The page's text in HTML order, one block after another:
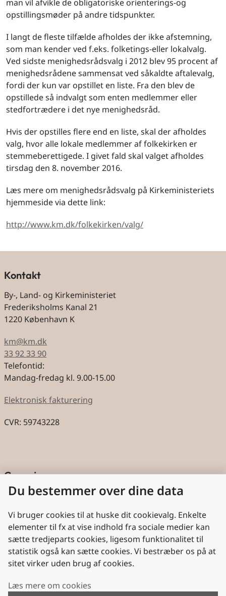
man vil afvikle de obligatoriske orienterings-og
opstillingsmøder på andre tidspunkter.
I langt de fleste tilfælde afholdes der ikke afstemning,
som man kender ved f.eks. folketings-eller lokalvalg.
Ved sidste menighedsrådsvalg i 2012 blev 95 procent af
menighedsrådene sammensat ved såkaldte aftalevalg,
fordi der kun var opstillet en liste. Fra den blev de
opstillede så indvalgt som enten medlemmer eller
stedfortrædere i det nye menighedsråd.
Hvis der opstilles flere end en liste, skal der afholdes
valg, hvor alle lokale medlemmer af folkekirken er
stemmeberettigede. I givet fald skal valget afholdes
tirsdag den 8. november 2016.
Læs mere om menighedsrådsvalg på Kirkeministeriets
hjemmeside via dette link:
http://www.km.dk/folkekirken/valg/
Kontakt
By-, Land- og Kirkeministeriet
Frederiksholms Kanal 21
1220 København K
km@km.dk
33 92 33 90
Telefontid:
Mandag-fredag kl. 9.00-15.00
Elektronisk fakturering
CVR: 59743228
Genveje
Cookies
Aktindsigt
Persondatabeskyttelse
Nyttige links
Plan- og Landdistriktsstyrelsen
Du bestemmer over dine data
Vi bruger cookies til at huske dit cookievalg. Enkelte
elementer til fx at vise indhold fra sociale medier kan
sætte tredjeparts cookies, ligesom funktionalitet til
statistik også kan sætte cookies. Vi bestræber os på at
sitet virker uden brug af cookies.
Læs mere om cookies